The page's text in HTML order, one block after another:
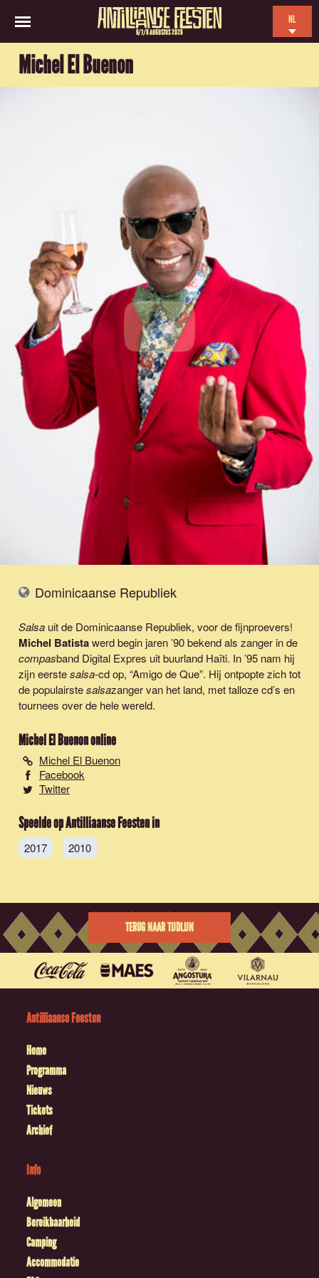
6/7/8 AUGUSTUS 2026
NL
Michel El Buenon
Dominicaanse Republiek
Salsa uit de Dominicaanse Republiek, voor de fijnproevers!
Michel Batistawerd begin jaren ’90 bekend als zanger in de
compasband Digital Expres uit buurland Haïti. In ’95 nam hij
zijn eerstesalsa-cd op, “Amigo de Que”. Hij ontpopte zich tot
de populairstesalsazanger van het land, met talloze cd’s en
tournees over de hele wereld.
Michel El Buenononline
Michel El Buenon
Facebook
Twitter
Speelde op Antilliaanse Feesten in
2017 2010
TERUG NAAR TIJDLIJN
Antilliaanse Feesten
Home
Programma
Nieuws
Tickets
Archief
Info
Algemeen
Bereikbaarheid
Camping
Accommodatie